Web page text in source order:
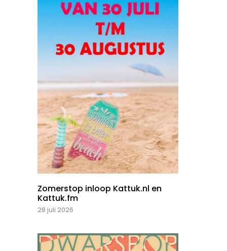
Zomerstop inloop Kattuk.nl en
Kattuk.fm
28 juli 2026